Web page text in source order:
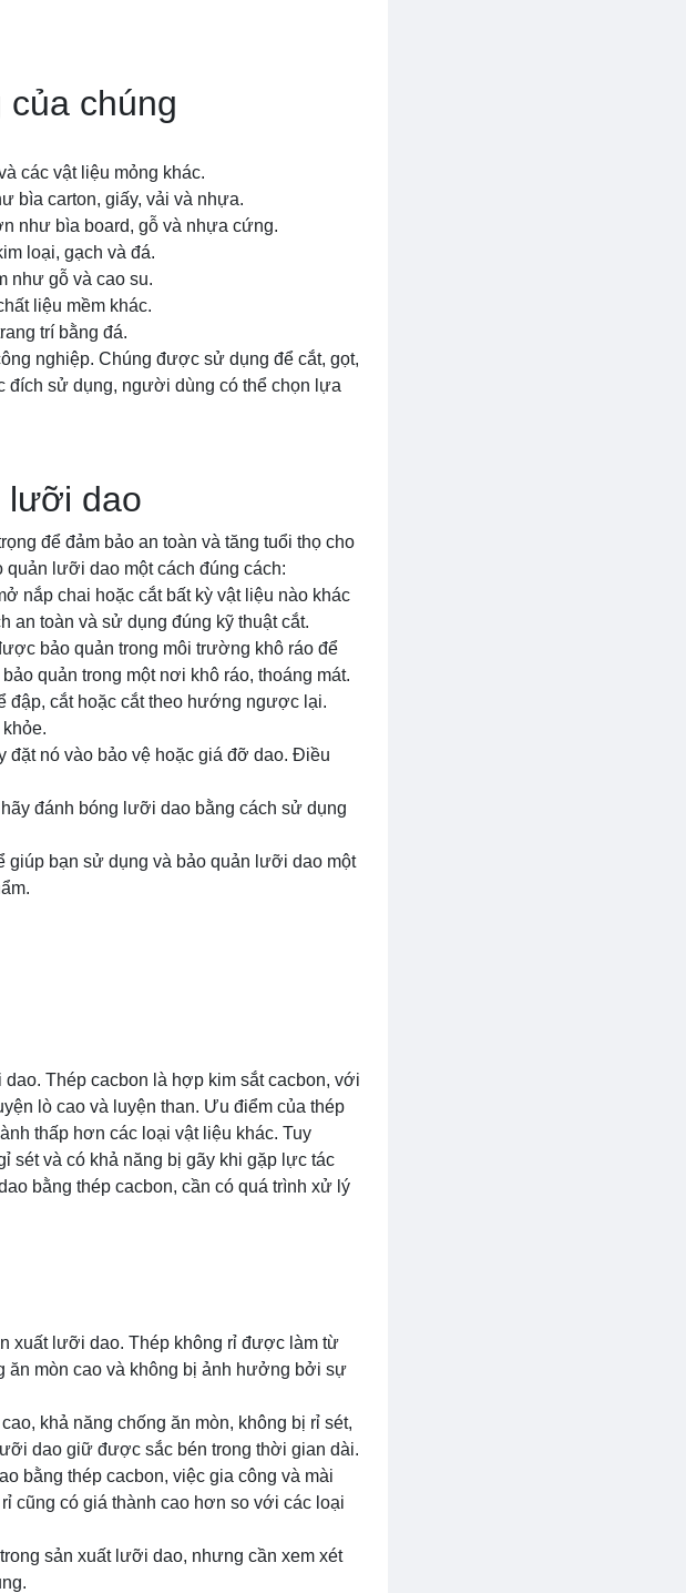
chúng
các vật liệu mỏng khác.
bìa carton, giấy, vải và nhựa.
như bìa board, gỗ và nhựa cứng.
loại, gạch và đá.
như gỗ và cao su.
liệu mềm khác.
trí bằng đá.
nghiệp. Chúng được sử dụng để cắt, gọt,
đích sử dụng, người dùng có thể chọn lựa
lưỡi dao
để đảm bảo an toàn và tăng tuổi thọ cho
lưỡi dao một cách đúng cách:
nắp chai hoặc cắt bất kỳ vật liệu nào khác
an toàn và sử dụng đúng kỹ thuật cắt.
bảo quản trong môi trường khô ráo để
quản trong một nơi khô ráo, thoáng mát.
đập, cắt hoặc cắt theo hướng ngược lại.
nó vào bảo vệ hoặc giá đỡ dao. Điều
đánh bóng lưỡi dao bằng cách sử dụng
giúp bạn sử dụng và bảo quản lưỡi dao một
Thép cacbon là hợp kim sắt cacbon, với
lò cao và luyện than. Ưu điểm của thép
thấp hơn các loại vật liệu khác. Tuy
sét và có khả năng bị gãy khi gặp lực tác
bằng thép cacbon, cần có quá trình xử lý
xuất lưỡi dao. Thép không rỉ được làm từ
ăn mòn cao và không bị ảnh hưởng bởi sự
khả năng chống ăn mòn, không bị rỉ sét,
dao giữ được sắc bén trong thời gian dài.
bằng thép cacbon, việc gia công và mài
cũng có giá thành cao hơn so với các loại
sản xuất lưỡi dao, nhưng cần xem xét